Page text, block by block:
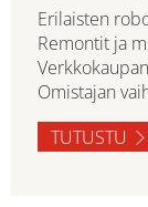
Erilaisten
Remontit ja
Omistajan
TUTUSTU